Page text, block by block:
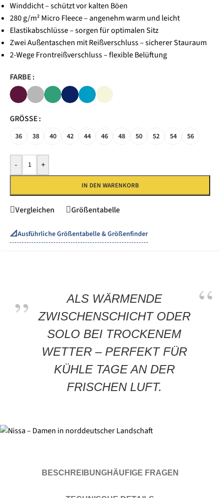
Winddicht – schützt vor kalten Böen
280 g/m² Micro Fleece – angenehm warm und leicht
Elastikabschlüsse – sorgen für optimalen Sitz
Zwei Außentaschen mit Reißverschluss – sicherer Stauraum
2-Wege Frontreißverschluss – flexible Belüftung
FARBE
GRÖSSE
36 38 40 42 44 46 48 50 52 54 56
- +
IN DEN WARENKORB
Vergleichen Größentabelle
📐Ausführliche Größentabelle & Größenfinder
ALS WÄRMENDE
ZWISCHENSCHICHT ODER
SOLO BEI TROCKENEM
WETTER – PERFEKT FÜR
KÜHLE TAGE AN DER
FRISCHEN LUFT.
BESCHREIBUNGHÄUFIGE FRAGEN